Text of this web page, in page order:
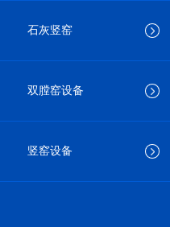
石灰竖窑
双膛窑设备
竖窑设备